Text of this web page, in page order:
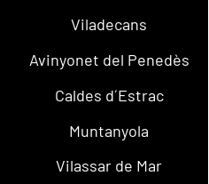
Viladecans
Avinyonet del Penedès
Caldes d´Estrac
Muntanyola
Vilassar de Mar